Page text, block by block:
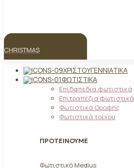
CHRISTMAS
ΧΡΙΣΤΟΥΓΕΝΝΙΆΤΙΚΑ
ΦΩΤΙΣΤΙΚΆ
Επιδαπέδια φωτιστικά
Επιτραπέζια φωτιστικά
Φωτιστικά Οροφής
Φωτιστικά τοίχου
ΠΡΟΤΕΙΝΟΥΜΕ
Φωτιστικό Medius